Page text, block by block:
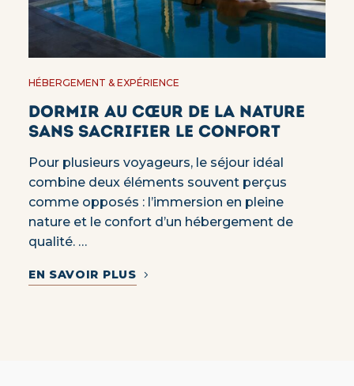
HÉBERGEMENT & EXPÉRIENCE
Dormir au cœur de la nature
sans sacrifier le confort
Pour plusieurs voyageurs, le séjour idéal
combine deux éléments souvent perçus
comme opposés : l’immersion en pleine
nature et le confort d’un hébergement de
qualité. …
EN SAVOIR PLUS